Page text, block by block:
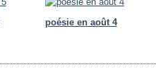
poésie en août 4